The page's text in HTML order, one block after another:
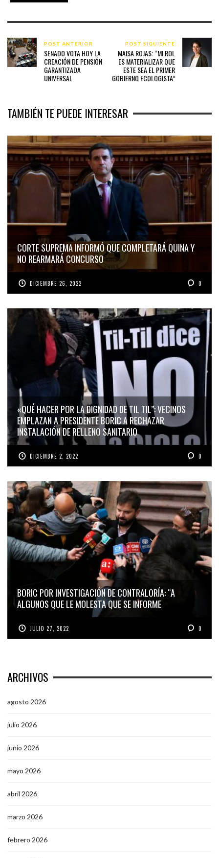
POST ANTERIOR
SENADO VOTA HOY LA
CREACIÓN DE PENSIÓN
GARANTIZADA
UNIVERSAL
POST SIGUIENTE
MAISA ROJAS: “MI ROL
ES MATERIALIZAR QUE
ESTE SEA EL PRIMER
GOBIERNO ECOLOGISTA”
TAMBIÉN TE PUEDE INTERESAR
CORTE SUPREMA INFORMÓ QUE COMPLETARÁ QUINA Y
NO REARMARÁ CONCURSO
DICIEMBRE 26, 2022 0
«QUÉ HACER POR LA DIGNIDAD DE TIL TIL”: VECINOS
EMPLAZAN A PRESIDENTE BORIC A RECHAZAR
INSTALACIÓN DE RELLENO SANITARIO
DICIEMBRE 2, 2022 0
BORIC POR INVESTIGACIÓN DE CONTRALORÍA: “A
ALGUNOS QUE LE MOLESTA QUE SE INFORME
JULIO 27, 2022 0
ARCHIVOS
agosto 2026
julio 2026
junio 2026
mayo 2026
abril 2026
marzo 2026
febrero 2026